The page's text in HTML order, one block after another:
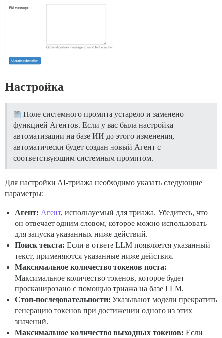
Настройка
Поле системного промпта устарело и заменено
функцией Агентов. Если у вас была настройка
автоматизации на базе ИИ до этого изменения,
автоматически будет создан новый Агент с
соответствующим системным промптом.
Для настройки AI-триажа необходимо указать следующие
параметры:
Агент: Агент, используемый для триажа. Убедитесь, что
он отвечает одним словом, которое можно использовать
для запуска указанных ниже действий.
Поиск текста: Если в ответе LLM появляется указанный
текст, применяются указанные ниже действия.
Максимальное количество токенов поста:
Максимальное количество токенов, которое будет
просканировано с помощью триажа на базе LLM.
Стоп-последовательности: Указывают модели прекратить
генерацию токенов при достижении одного из этих
значений.
Максимальное количество выходных токенов: Если